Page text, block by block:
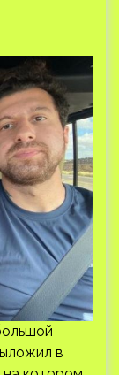
в